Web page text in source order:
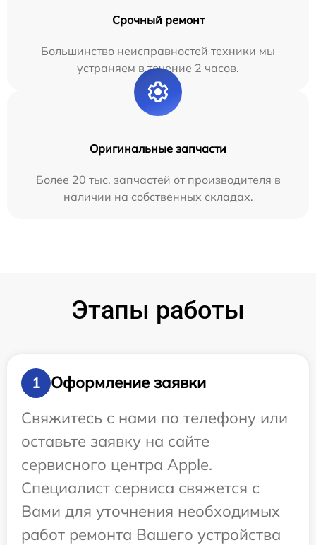
Срочный ремонт
Большинство неисправностей техники мы
устраняем в течение 2 часов.
Оригинальные запчасти
Более 20 тыс. запчастей от производителя в
наличии на собственных складах.
Этапы работы
1
Оформление заявки
Свяжитесь с нами по телефону или
оставьте заявку на сайте
сервисного центра Apple.
Специалист сервиса свяжется с
Вами для уточнения необходимых
работ ремонта Вашего устройства